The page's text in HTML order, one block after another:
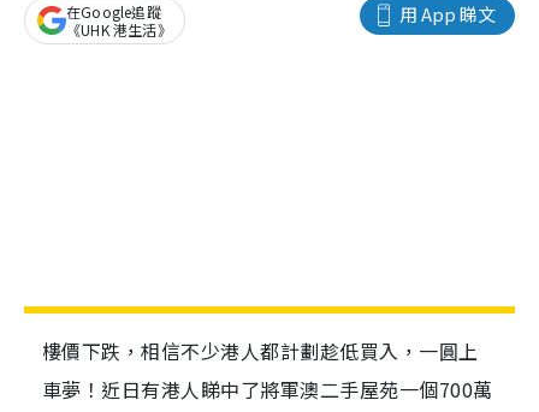
用 App 睇文
在Google追蹤
《UHK 港生活》
樓價下跌，相信不少港人都計劃趁低買入，一圓上
車夢！近日有港人睇中了將軍澳二手屋苑一個700萬